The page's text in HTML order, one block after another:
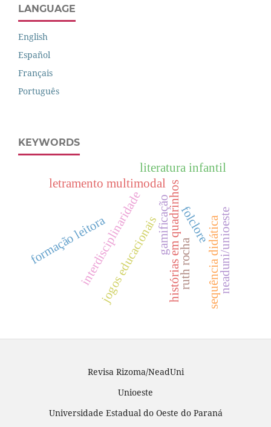
LANGUAGE
English
Español
Français
Português
KEYWORDS
gamificação
interdisciplinaridade
jogos educacionaishistórias em quadrinhosfolclore
letramento multimodal
sequência didática
formação leitora
literatura infantil
ruth rocha neaduni/unioeste
Revisa Rizoma/NeadUni
Unioeste
Universidade Estadual do Oeste do Paraná